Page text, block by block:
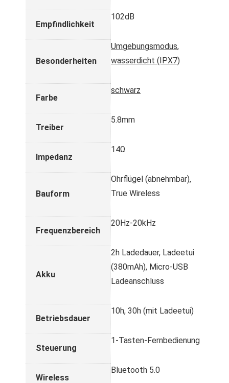
Empfindlichkeit
102dB
Besonderheiten
Umgebungsmodus,
wasserdicht (IPX7)
Farbe
schwarz
Treiber
5.8mm
Impedanz
14Ω
Bauform
Ohrflügel (abnehmbar),
True Wireless
Frequenzbereich
20Hz-20kHz
Akku
2h Ladedauer, Ladeetui
(380mAh), Micro-USB
Ladeanschluss
Betriebsdauer
10h, 30h (mit Ladeetui)
Steuerung
1-Tasten-Fernbedienung
Wireless
Bluetooth 5.0